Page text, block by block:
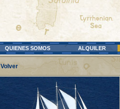
QUIENES SOMOS ALQUILER
Volver